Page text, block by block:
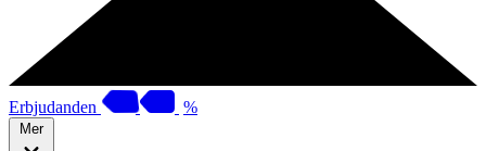
Erbjudanden %
Mer